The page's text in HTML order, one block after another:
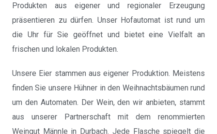
Produkten aus eigener und regionaler Erzeugung
präsentieren zu dürfen. Unser Hofautomat ist rund um
die Uhr für Sie geöffnet und bietet eine Vielfalt an
frischen und lokalen Produkten.
Unsere Eier stammen aus eigener Produktion. Meistens
finden Sie unsere Hühner in den Weihnachtsbäumen rund
um den Automaten. Der Wein, den wir anbieten, stammt
aus unserer Partnerschaft mit dem renommierten
Weingut Männle in Durbach. Jede Flasche spiegelt die